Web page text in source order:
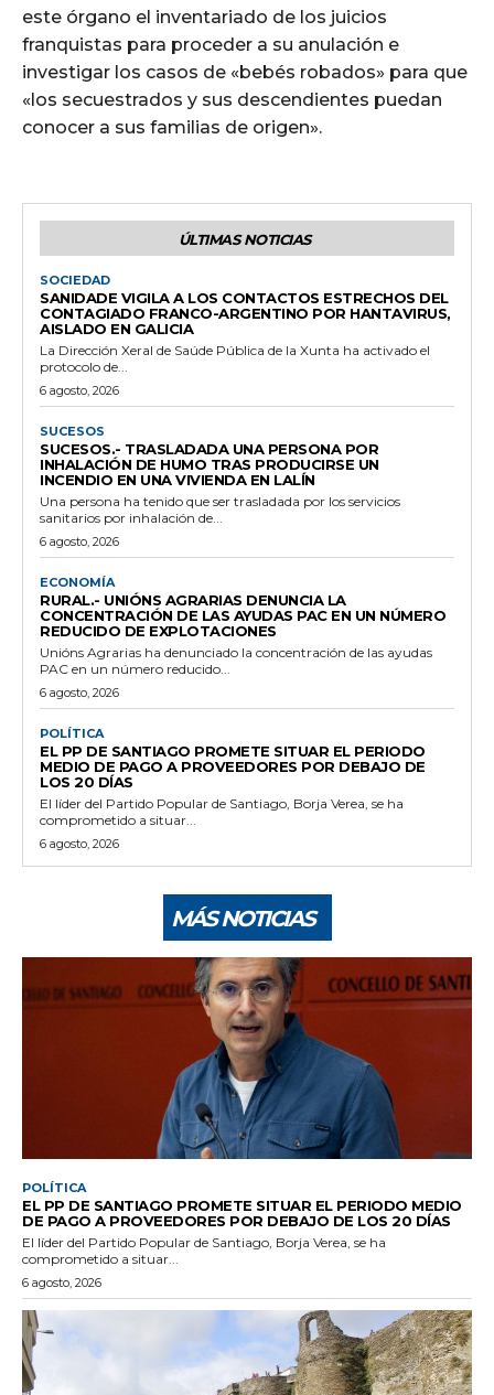
este órgano el inventariado de los juicios
franquistas para proceder a su anulación e
investigar los casos de «bebés robados» para que
«los secuestrados y sus descendientes puedan
conocer a sus familias de origen».
ÚLTIMAS NOTICIAS
SOCIEDAD
SANIDADE VIGILA A LOS CONTACTOS ESTRECHOS DEL
CONTAGIADO FRANCO-ARGENTINO POR HANTAVIRUS,
AISLADO EN GALICIA
La Dirección Xeral de Saúde Pública de la Xunta ha activado el
protocolo de...
6 agosto, 2026
SUCESOS
SUCESOS.- TRASLADADA UNA PERSONA POR
INHALACIÓN DE HUMO TRAS PRODUCIRSE UN
INCENDIO EN UNA VIVIENDA EN LALÍN
Una persona ha tenido que ser trasladada por los servicios
sanitarios por inhalación de...
6 agosto, 2026
ECONOMÍA
RURAL.- UNIÓNS AGRARIAS DENUNCIA LA
CONCENTRACIÓN DE LAS AYUDAS PAC EN UN NÚMERO
REDUCIDO DE EXPLOTACIONES
Unións Agrarias ha denunciado la concentración de las ayudas
PAC en un número reducido...
6 agosto, 2026
POLÍTICA
EL PP DE SANTIAGO PROMETE SITUAR EL PERIODO
MEDIO DE PAGO A PROVEEDORES POR DEBAJO DE
LOS 20 DÍAS
El líder del Partido Popular de Santiago, Borja Verea, se ha
comprometido a situar...
6 agosto, 2026
MÁS NOTICIAS
POLÍTICA
EL PP DE SANTIAGO PROMETE SITUAR EL PERIODO MEDIO
DE PAGO A PROVEEDORES POR DEBAJO DE LOS 20 DÍAS
El líder del Partido Popular de Santiago, Borja Verea, se ha
comprometido a situar...
6 agosto, 2026